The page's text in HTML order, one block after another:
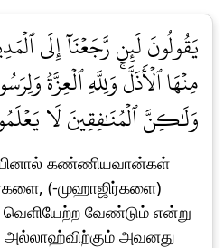
يَقُولُونَ لَئِن رَّجَعۡنَآ إِلَى
مِنۡهَا ٱلۡأَذَلَّۚ وَلِلَّهِ ٱلۡعِزَّةُ
وَلَٰكِنَّ ٱلۡمُنَٰفِقِينَ لَا
கண்ணியவான்கள்
(-முஹாஜிர்களை)
வெளியேற்ற வேண்டும் என்று
அல்லாஹ்விற்கும் அவனது